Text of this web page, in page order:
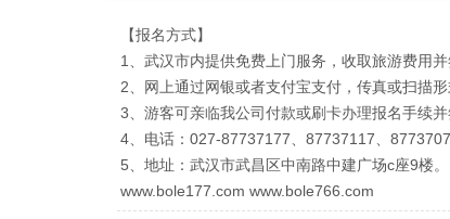
【报名方式】
1、武汉市内提供免费上门服务，收取旅游费用并
2、网上通过网银或者支付宝支付，传真或扫描
3、游客可亲临我公司付款或刷卡办理报名手续并
4、电话：027-87737177、87737117、
5、地址：武汉市武昌区中南路中建广场c座9楼
www.bole177.com www.bole766.com